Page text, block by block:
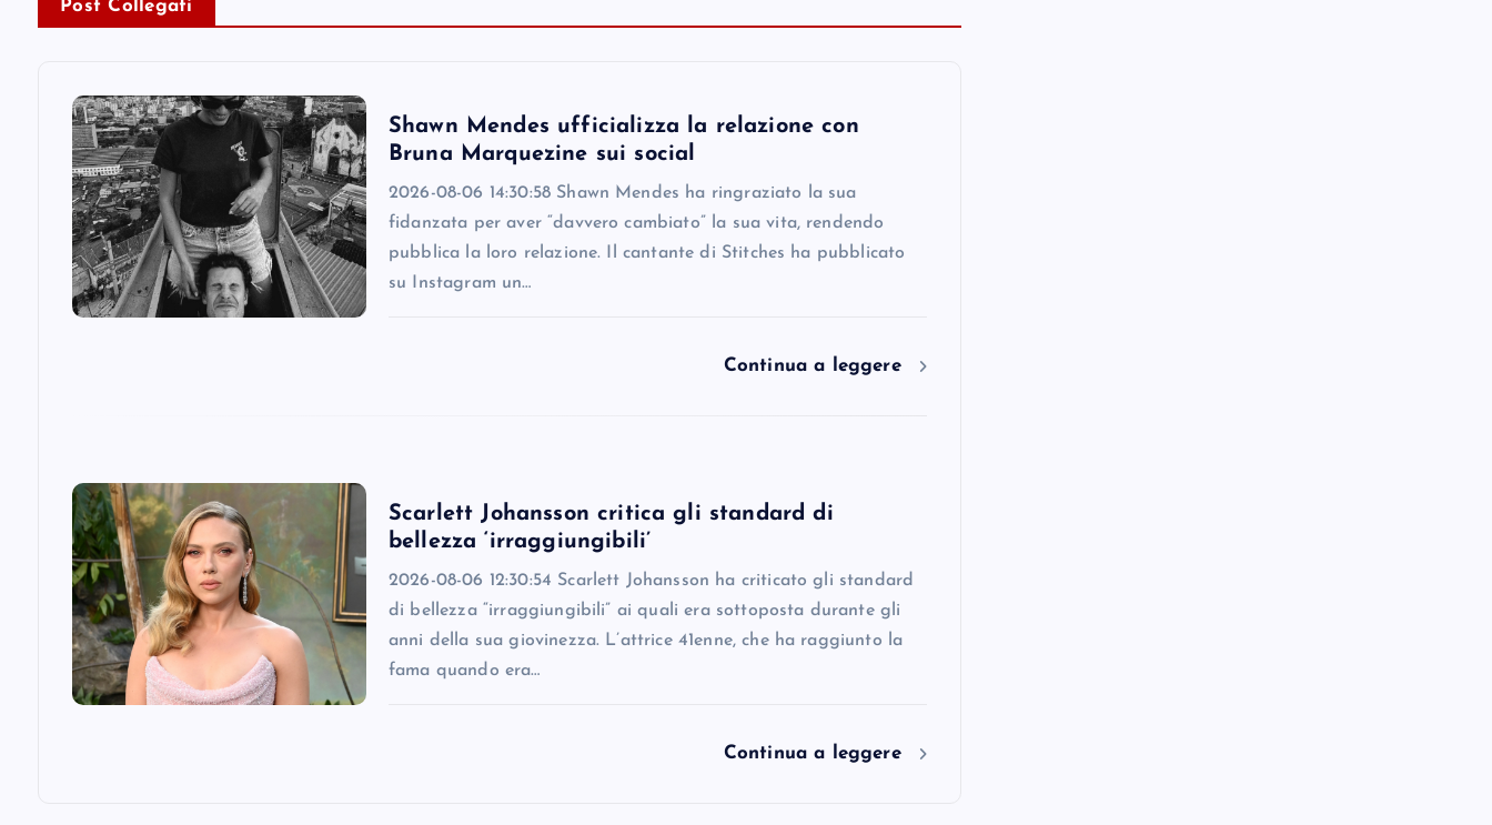
a
Post Collegati
Shawn Mendes ufficializza la relazione con
Bruna Marquezine sui social
2026-08-06 14:30:58 Shawn Mendes ha ringraziato la sua
fidanzata per aver “davvero cambiato” la sua vita, rendendo
pubblica la loro relazione. Il cantante di Stitches ha pubblicato
su Instagram un…
Continua a leggere
Scarlett Johansson critica gli standard di
bellezza ‘irraggiungibili’
2026-08-06 12:30:54 Scarlett Johansson ha criticato gli standard
di bellezza “irraggiungibili” ai quali era sottoposta durante gli
anni della sua giovinezza. L’attrice 41enne, che ha raggiunto la
fama quando era…
Continua a leggere